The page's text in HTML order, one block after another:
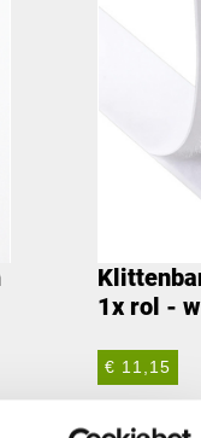
1x rol -
€ 11,15